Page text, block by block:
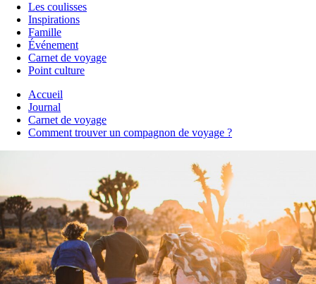
Les coulisses
Inspirations
Famille
Événement
Carnet de voyage
Point culture
Accueil
Journal
Carnet de voyage
Comment trouver un compagnon de voyage ?